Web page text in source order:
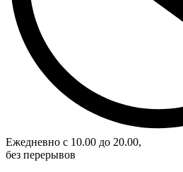
Eжедневно с 10.00 до 20.00,
без перерывов